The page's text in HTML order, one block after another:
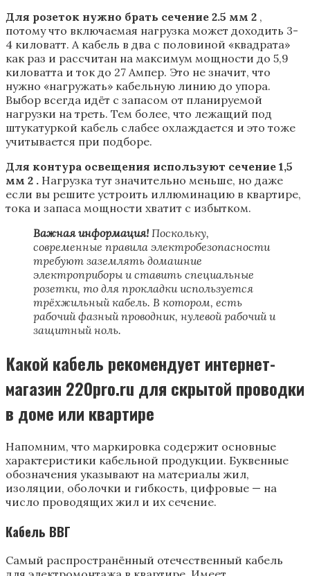
Для розеток нужно брать сечение 2.5 мм 2 ,
потому что включаемая нагрузка может доходить 3-
4 киловатт. А кабель в два с половиной «квадрата»
как раз и рассчитан на максимум мощности до 5,9
киловатта и ток до 27 Ампер. Это не значит, что
нужно «нагружать» кабельную линию до упора.
Выбор всегда идёт с запасом от планируемой
нагрузки на треть. Тем более, что лежащий под
штукатуркой кабель слабее охлаждается и это тоже
учитывается при подборе.
Для контура освещения используют сечение 1,5
мм 2 . Нагрузка тут значительно меньше, но даже
если вы решите устроить иллюминацию в квартире,
тока и запаса мощности хватит с избытком.
Важная информация! Поскольку,
современные правила электробезопасности
требуют заземлять домашние
электроприборы и ставить специальные
розетки, то для прокладки используется
трёхжильный кабель. В котором, есть
рабочий фазный проводник, нулевой рабочий и
защитный ноль.
Какой кабель рекомендует интернет-
магазин 220pro.ru для скрытой проводки
в доме или квартире
Напомним, что маркировка содержит основные
характеристики кабельной продукции. Буквенные
обозначения указывают на материалы жил,
изоляции, оболочки и гибкость, цифровые — на
число проводящих жил и их сечение.
Кабель ВВГ
Самый распространённый отечественный кабель